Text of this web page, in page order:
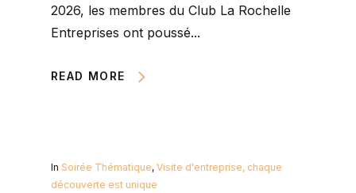
2026, les membres du Club La Rochelle
Entreprises ont poussé...
READ MORE
In Soirée Thématique, Visite d'entreprise, chaque
découverte est unique